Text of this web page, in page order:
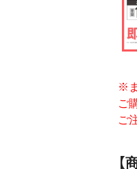
※
ご
ご
【